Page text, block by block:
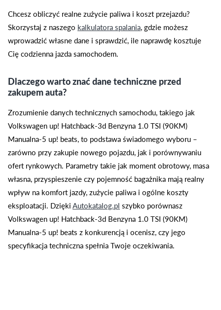
Chcesz obliczyć realne zużycie paliwa i koszt przejazdu?
Skorzystaj z naszego kalkulatora spalania, gdzie możesz
wprowadzić własne dane i sprawdzić, ile naprawdę kosztuje
Cię codzienna jazda samochodem.
Dlaczego warto znać dane techniczne przed
zakupem auta?
Zrozumienie danych technicznych samochodu, takiego jak
Volkswagen up! Hatchback-3d Benzyna 1.0 TSI (90KM)
Manualna-5 up! beats, to podstawa świadomego wyboru –
zarówno przy zakupie nowego pojazdu, jak i porównywaniu
ofert rynkowych. Parametry takie jak moment obrotowy, masa
własna, przyspieszenie czy pojemność bagażnika mają realny
wpływ na komfort jazdy, zużycie paliwa i ogólne koszty
eksploatacji. DziękiAutokatalog.pl szybko porównasz
Volkswagen up! Hatchback-3d Benzyna 1.0 TSI (90KM)
Manualna-5 up! beats z konkurencją i ocenisz, czy jego
specyfikacja techniczna spełnia Twoje oczekiwania.